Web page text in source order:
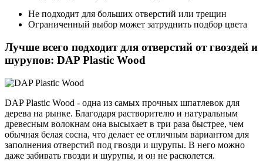
Не подходит для больших отверстий или трещин
Ограниченный выбор может затруднить подбор цвета
Лучше всего подходит для отверстий от гвоздей и
шурупов: DAP Plastic Wood
DAP Plastic Wood - одна из самых прочных шпатлевок для
дерева на рынке. Благодаря растворителю и натуральным
древесным волокнам она высыхает в три раза быстрее, чем
обычная белая сосна, что делает ее отличным вариантом для
заполнения отверстий под гвозди и шурупы. В него можно
даже забивать гвозди и шурупы, и он не расколется.